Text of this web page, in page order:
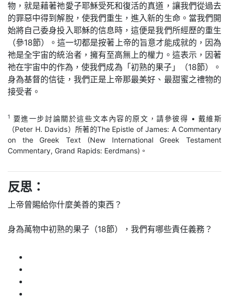
物，就是藉著祂愛子耶穌受死和復活的真道，讓我們從過去
的罪惡中得到解脫，使我們重生，進入新的生命。當我們開
始將自己委身投入耶穌的信息時，這便是我們所經歷的重生
（參18節）。這一切都是按著上帝的旨意才能成就的，因為
祂是全宇宙的統治者，擁有至高無上的權力。這表示，因著
祂在宇宙中的作為，使我們成為「初熟的果子」（18節）。
身為基督的信徒，我們正是上帝那最美好、最甜蜜之禮物的
接受者。
1 要進一步討論關於這些文本內容的原文，請參彼得 • 戴維斯
（Peter H. Davids）所著的The Epistle of James: A Commentary
on the Greek Text (New International Greek Testament
Commentary, Grand Rapids: Eerdmans)。
反思：
上帝曾賜給你什麼美善的東西？
身為萬物中初熟的果子（18節），我們有哪些責任義務？